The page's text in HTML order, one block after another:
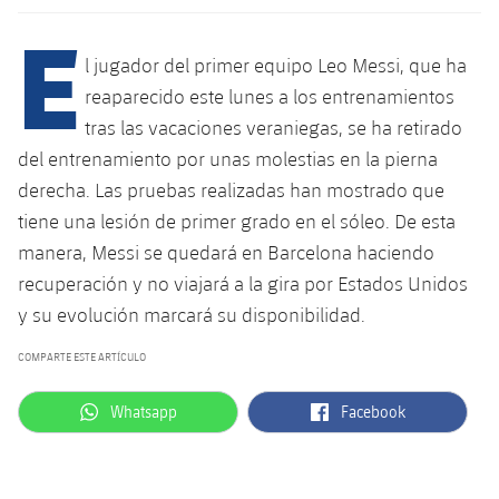
plusicon
más
Instalaciones
Spotify Camp Nou
Palau Blaugrana
Estadi Johan Cruyff
Ciutat Esportiva
plusicon
más
SUB12
SUB11 A
SUB11 B
SUB10 A
SUB10 B
SUB9 B
SUB12 C
SUB11 C
Entradas
Gameday Shows
Resultados
Clasificación
Jugadores
Historia
Barça Atlètic
Junior
Cadete B
Infantil A
Mini
PLUSICON
MÁS
Primer Equipo
plusicon
más
Actualidad
Calendario
Entradas
Resultados
Clasificaciones
Barça Atlètic
plusicon
más
Actualidad
Calendario
Resultados
Clasificaciones
Base
plusicon
más
Actualidad
Juvenil
Cadete A
Actualidad
Barça Atlètic
E l jugador del primer equipo Leo Messi, que ha
reaparecido este lunes a los entrenamientos
tras las vacaciones veraniegas, se ha retirado
del entrenamiento por unas molestias en la pierna
derecha. Las pruebas realizadas han mostrado que
tiene una lesión de primer grado en el sóleo. De esta
manera, Messi se quedará en Barcelona haciendo
recuperación y no viajará a la gira por Estados Unidos
y su evolución marcará su disponibilidad.
COMPARTE ESTE ARTÍCULO
label.aria.whatsapp
Whatsapp label.aria.facebook
Facebook